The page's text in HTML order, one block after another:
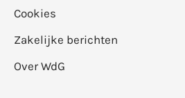
Cookies
Zakelijke berichten
Over WdG